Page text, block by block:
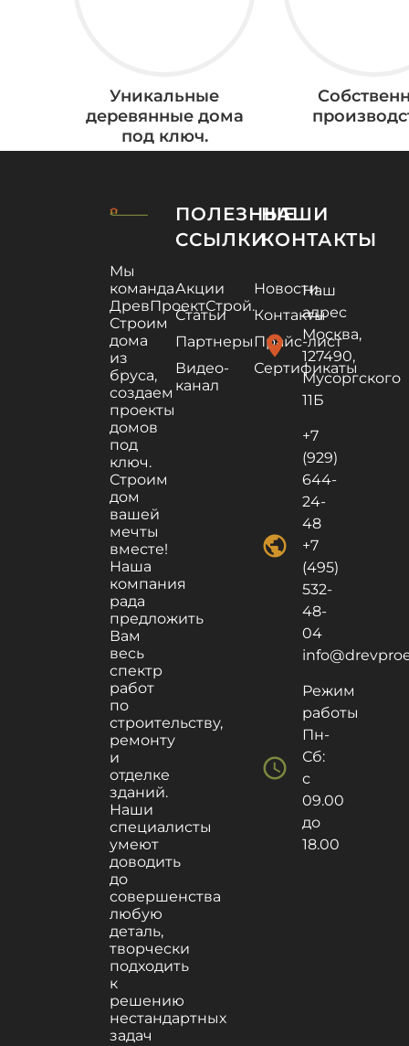
Уникальные
деревянные дома
под ключ.
Мы
команда
ДревПроектСтрой.
Строим
дома
из
бруса,
создаем
проекты
домов
под
ключ.
Строим
дом
вашей
мечты
вместе!
Наша
компания
рада
предложить
Вам
весь
спектр
работ
по
строительству,
ремонту
и
отделке
зданий.
Наши
специалисты
умеют
доводить
до
совершенства
любую
деталь,
творчески
подходить
к
решению
нестандартных
задач
ПОЛЕЗНЫЕ
ССЫЛКИ
Акции
Новости
Статьи
Контакты
Партнеры Прайс-лист
Видео-
канал
Сертификаты
НАШИ
КОНТАКТЫ
location_on
Наш
адрес
Москва,
127490,
Мусоргского
11Б
public
+7
(929)
644-
24-
48
+7
(495)
532-
48-
04
schedule
Режим
работы
Пн-
Сб:
с
09.00
до
18.00